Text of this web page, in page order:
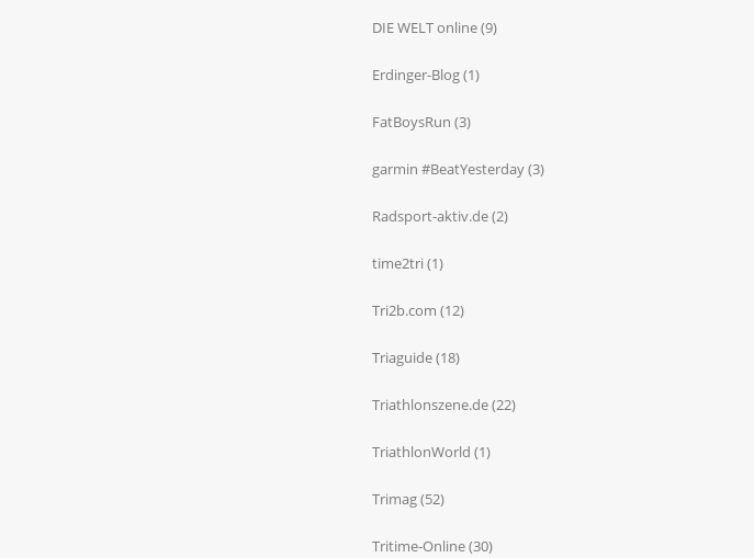
DIE WELT online(9)
Erdinger-Blog(1)
FatBoysRun (3)
garmin #BeatYesterday(3)
Radsport-aktiv.de(2)
time2tri (1)
Tri2b.com (12)
Triaguide(18)
Triathlonszene.de(22)
TriathlonWorld (1)
Trimag(52)
Tritime-Online(30)